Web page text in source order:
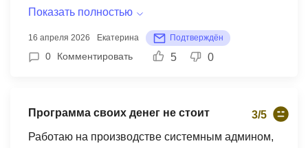
несколько раз переносится! Очень неприятно,
Показать полностью
16 апреля 2026 Екатерина Подтверждён
0 Комментировать 5 0
Программа своих денег не стоит
3/5
Работаю на производстве системным админом,